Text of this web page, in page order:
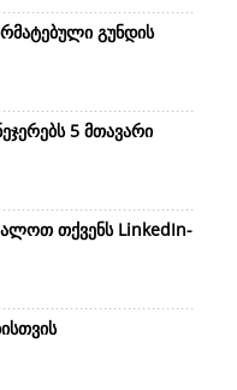
გუნდის
5 მთავარი
თქვენს LinkedIn-